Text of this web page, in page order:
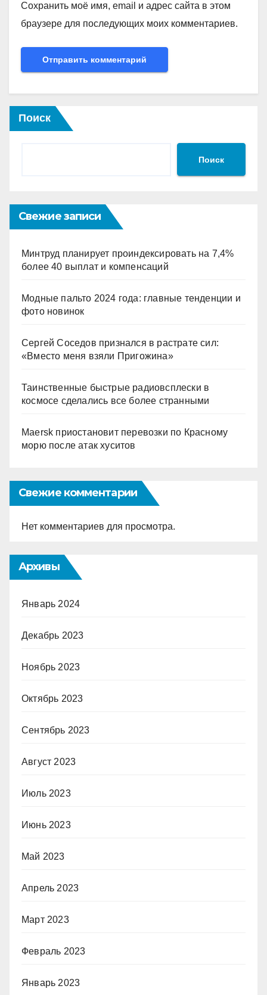
Сохранить моё имя, email и адрес сайта в этом
браузере для последующих моих комментариев.
Поиск
Поиск
Свежие записи
Минтруд планирует проиндексировать на 7,4%
более 40 выплат и компенсаций
Модные пальто 2024 года: главные тенденции и
фото новинок
Сергей Соседов признался в растрате сил:
«Вместо меня взяли Пригожина»
Таинственные быстрые радиовсплески в
космосе сделались все более странными
Maersk приостановит перевозки по Красному
морю после атак хуситов
Свежие комментарии
Нет комментариев для просмотра.
Архивы
Январь 2024
Декабрь 2023
Ноябрь 2023
Октябрь 2023
Сентябрь 2023
Август 2023
Июль 2023
Июнь 2023
Май 2023
Апрель 2023
Март 2023
Февраль 2023
Январь 2023